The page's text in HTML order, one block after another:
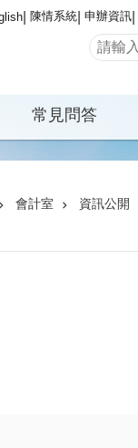
陳情系統 申辦資訊
常見問答
會計室 資訊公開